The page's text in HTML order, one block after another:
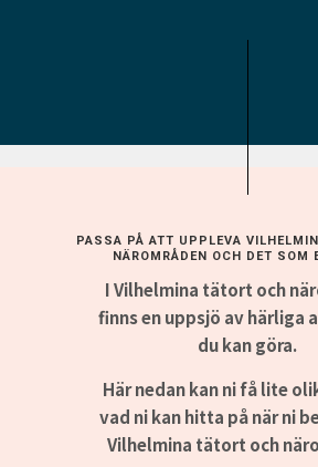
PASSA PÅ ATT UPPLEVA
NÄROMRÅDEN OCH DET SOM
I Vilhelmina tätort och
finns en uppsjö av härliga
du kan göra.
Här nedan kan ni få lite
vad ni kan hitta på när ni
Vilhelmina tätort och